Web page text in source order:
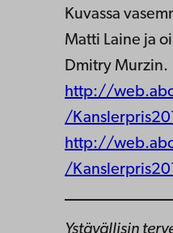
Kuvassa
Matti Laine ja
Dmitry Murzin.
http://
/
http://
/
Ystävällisin